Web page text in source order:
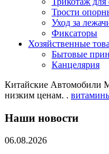
Трости
Уход за
Фиксаторы
Хозяйственные
Бытовые
Канцелярия
Китайские Автомобили
низким ценам. .
Наши новости
06.08.2026